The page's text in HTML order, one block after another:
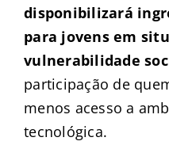
disponibilizará
para jovens em
vulnerabilidade
participação de
menos acesso a
tecnológica.